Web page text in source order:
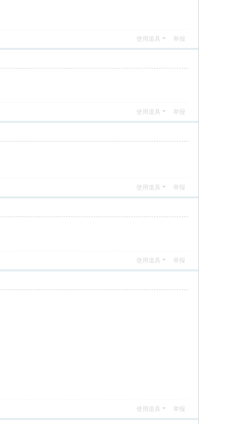
使用道具 举报
使用道具 举报
使用道具 举报
使用道具 举报
使用道具 举报